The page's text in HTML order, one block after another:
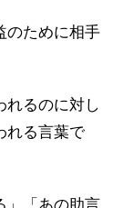
のために相手
れるのに対し
れる言葉で
」「あの助言